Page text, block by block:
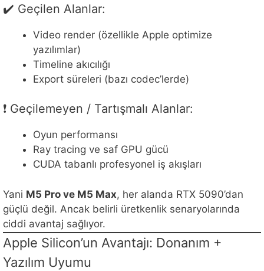
✔️ Geçilen Alanlar:
Video render (özellikle Apple optimize
yazılımlar)
Timeline akıcılığı
Export süreleri (bazı codec’lerde)
❗ Geçilemeyen / Tartışmalı Alanlar:
Oyun performansı
Ray tracing ve saf GPU gücü
CUDA tabanlı profesyonel iş akışları
Yani M5 Pro ve M5 Max, her alanda RTX 5090’dan
güçlü değil. Ancak belirli üretkenlik senaryolarında
ciddi avantaj sağlıyor.
Apple Silicon’un Avantajı: Donanım +
Yazılım Uyumu